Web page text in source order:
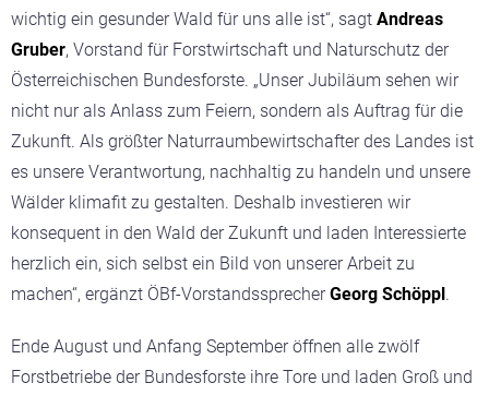
wichtig ein gesunder Wald für uns alle ist“, sagt Andreas
Gruber, Vorstand für Forstwirtschaft und Naturschutz der
Österreichischen Bundesforste. „Unser Jubiläum sehen wir
nicht nur als Anlass zum Feiern, sondern als Auftrag für die
Zukunft. Als größter Naturraumbewirtschafter des Landes ist
es unsere Verantwortung, nachhaltig zu handeln und unsere
Wälder klimafit zu gestalten. Deshalb investieren wir
konsequent in den Wald der Zukunft und laden Interessierte
herzlich ein, sich selbst ein Bild von unserer Arbeit zu
machen“, ergänzt ÖBf-VorstandssprecherGeorg Schöppl.
Ende August und Anfang September öffnen alle zwölf
Forstbetriebe der Bundesforste ihre Tore und laden Groß und